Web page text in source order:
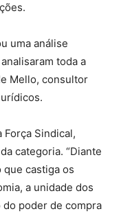
uma análise
toda a
Mello, consultor
Força Sindical,
categoria. “Diante
que castiga os
a unidade dos
poder de compra